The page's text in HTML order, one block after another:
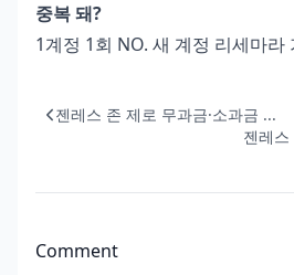
중복 돼?
1계정 1회 NO. 새 계정 리세마라
젠레스 존 제로 무과금·소과금 ...
젠레
Comment